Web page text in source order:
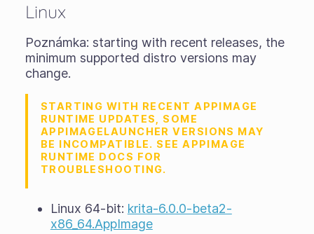
Linux
Poznámka: starting with recent releases, the
minimum supported distro versions may
change.
STARTING WITH RECENT APPIMAGE
RUNTIME UPDATES, SOME
APPIMAGELAUNCHER VERSIONS MAY
BE INCOMPATIBLE. SEE APPIMAGE
RUNTIME DOCS FOR
TROUBLESHOOTING.
Linux 64-bit: krita-6.0.0-beta2-
x86_64.AppImage